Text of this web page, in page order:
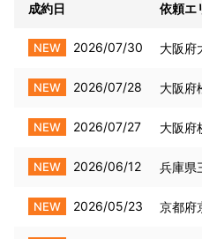
成約日 依頼エ
NEW 2026/07/30 大阪府
NEW 2026/07/28 大阪府
NEW 2026/07/27 大阪府
NEW 2026/06/12 兵庫県
NEW 2026/05/23 京都府